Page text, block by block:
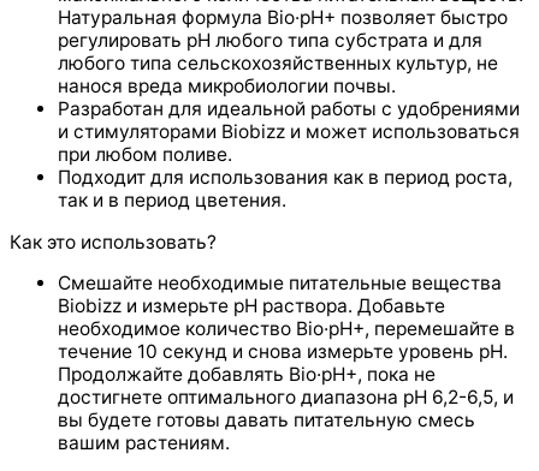
Натуральная формула Bio·pH+ позволяет быстро
регулировать pH любого типа субстрата и для
любого типа сельскохозяйственных культур, не
нанося вреда микробиологии почвы.
Разработан для идеальной работы с удобрениями
и стимуляторами Biobizz и может использоваться
при любом поливе.
Подходит для использования как в период роста,
так и в период цветения.
Как это использовать?
Смешайте необходимые питательные вещества
Biobizz и измерьте pH раствора. Добавьте
необходимое количество Bio·pH+, перемешайте в
течение 10 секунд и снова измерьте уровень pH.
Продолжайте добавлять Bio·pH+, пока не
достигнете оптимального диапазона pH 6,2-6,5, и
вы будете готовы давать питательную смесь
вашим растениям.